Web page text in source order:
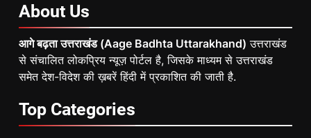
About Us
आगे बढ़ता उत्तराखंड (Aage Badhta Uttarakhand) उत्तराखंड
से संचालित लोकप्रिय न्यूज़ पोर्टल है, जिसके माध्यम से उत्तराखंड
समेत देश-विदेश की ख़बरें हिंदी में प्रकाशित की जाती है.
Top Categories